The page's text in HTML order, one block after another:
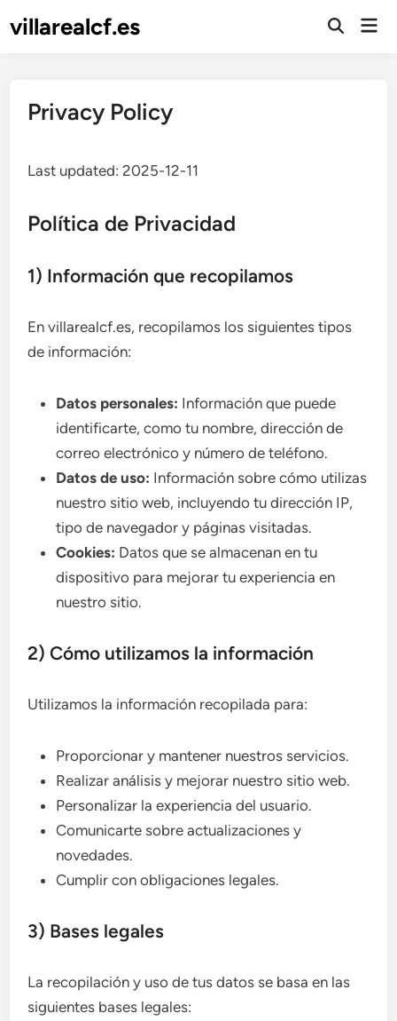
tovillarealcf.es
Open
Privacy Policy
Last updated: 2025-12-11
Política de Privacidad
1) Información que recopilamos
En villarealcf.es, recopilamos los siguientes tipos
de información:
Datos personales: Información que puede
identificarte, como tu nombre, dirección de
correo electrónico y número de teléfono.
Datos de uso: Información sobre cómo utilizas
nuestro sitio web, incluyendo tu dirección IP,
tipo de navegador y páginas visitadas.
Cookies: Datos que se almacenan en tu
dispositivo para mejorar tu experiencia en
nuestro sitio.
2) Cómo utilizamos la información
Utilizamos la información recopilada para:
Proporcionar y mantener nuestros servicios.
Realizar análisis y mejorar nuestro sitio web.
Personalizar la experiencia del usuario.
Comunicarte sobre actualizaciones y
novedades.
Cumplir con obligaciones legales.
3) Bases legales
La recopilación y uso de tus datos se basa en las
siguientes bases legales: